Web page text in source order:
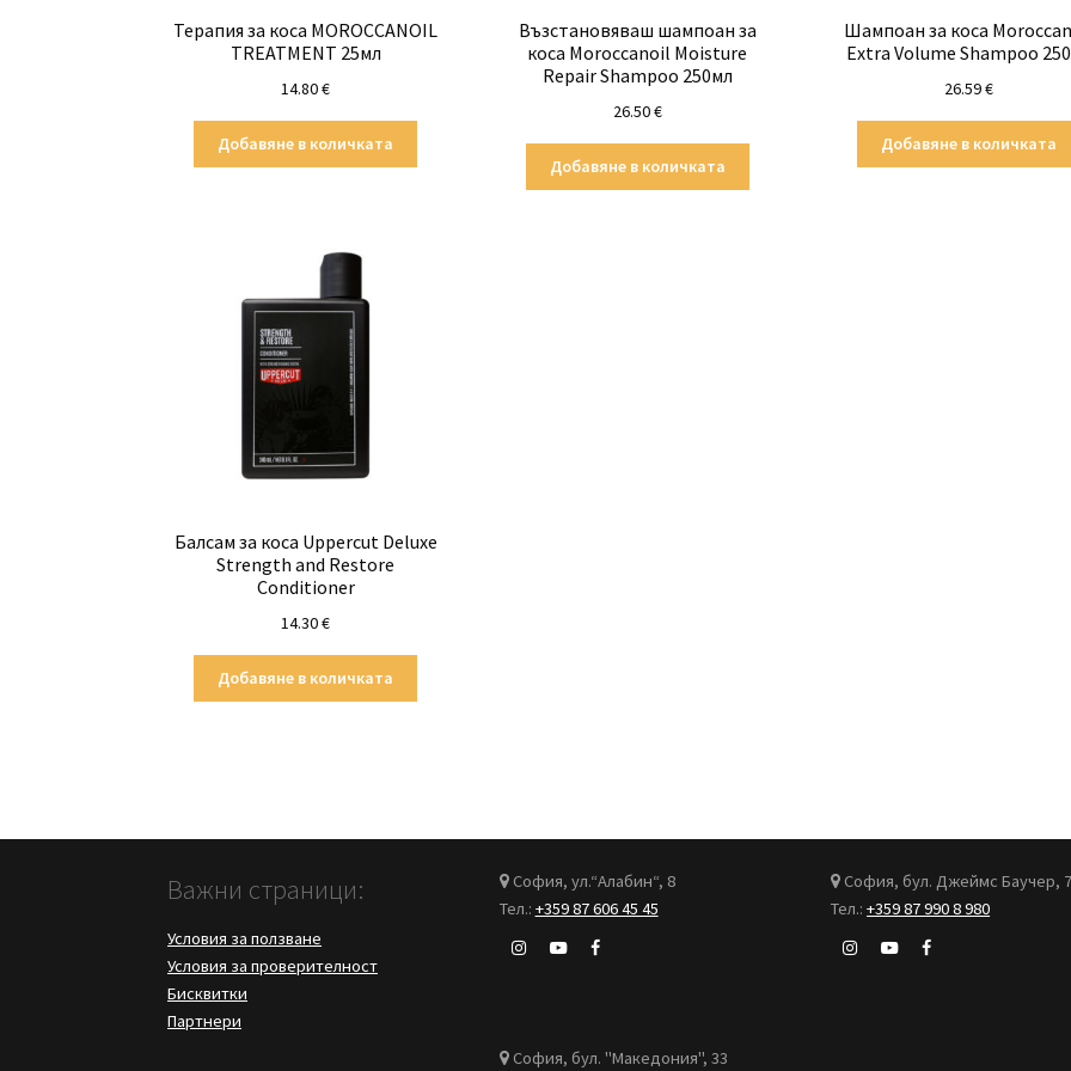
Терапия за коса MOROCCANOIL
TREATMENT 25мл
14.80€
Добавяне в количката
Възстановяваш шампоан за
коса Moroccanoil Moisture
Repair Shampoo 250мл
26.50€
Добавяне в количката
Шампоан за коса
Extra Volume Shampoo
26.59€
Добавяне в количката
Балсам за коса Uppercut Deluxe
Strength and Restore
Conditioner
14.30€
Добавяне в количката
Важни страници:
Условия за ползване
Условия за проверителност
Бисквитки
Партнери
София, ул.“Алабин“, 8
Тел.: +359 87 606 45 45
София, бул. "Македония", 33
София, бул. Джеймс Баучер,
Тел.:+359 87 990 8 980